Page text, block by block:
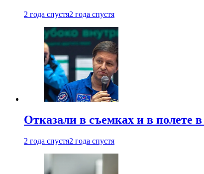
2 года спустя2 года спустя
Отказали в съемках и в полете
2 года спустя2 года спустя